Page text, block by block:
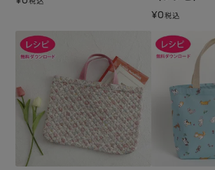
¥0税込